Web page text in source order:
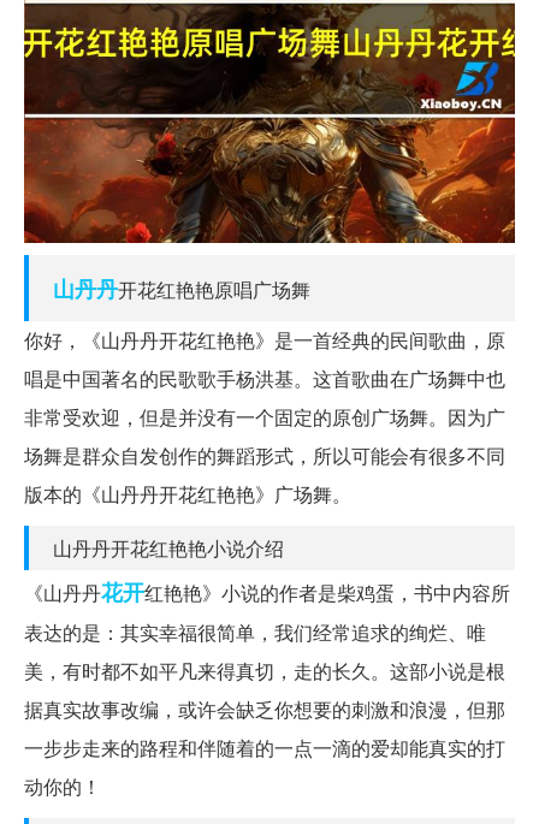
山丹丹开花红艳艳原唱广场舞
你好，《山丹丹开花红艳艳》是一首经典的民间歌曲，原
唱是中国著名的民歌歌手杨洪基。这首歌曲在广场舞中也
非常受欢迎，但是并没有一个固定的原创广场舞。因为广
场舞是群众自发创作的舞蹈形式，所以可能会有很多不同
版本的《山丹丹开花红艳艳》广场舞。
山丹丹开花红艳艳小说介绍
《山丹丹花开红艳艳》小说的作者是柴鸡蛋，书中内容所
表达的是：其实幸福很简单，我们经常追求的绚烂、唯
美，有时都不如平凡来得真切，走的长久。这部小说是根
据真实故事改编，或许会缺乏你想要的刺激和浪漫，但那
一步步走来的路程和伴随着的一点一滴的爱却能真实的打
动你的！